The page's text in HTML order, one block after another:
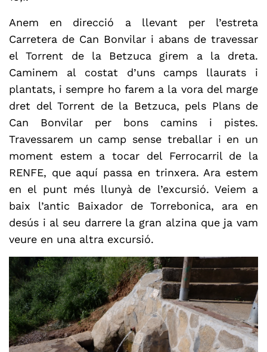
Anem en direcció a llevant per l’estreta
Carretera de Can Bonvilar i abans de travessar
el Torrent de la Betzuca girem a la dreta.
Caminem al costat d’uns camps llaurats i
plantats, i sempre ho farem a la vora del marge
dret del Torrent de la Betzuca, pels Plans de
Can Bonvilar per bons camins i pistes.
Travessarem un camp sense treballar i en un
moment estem a tocar del Ferrocarril de la
RENFE, que aquí passa en trinxera. Ara estem
en el punt més llunyà de l’excursió. Veiem a
baix l’antic Baixador de Torrebonica, ara en
desús i al seu darrere la gran alzina que ja vam
veure en una altra excursió.